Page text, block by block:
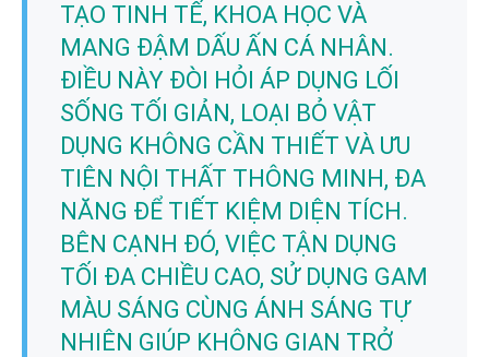
TẠO TINH TẾ, KHOA HỌC VÀ
MANG ĐẬM DẤU ẤN CÁ NHÂN.
ĐIỀU NÀY ĐÒI HỎI ÁP DỤNG LỐI
SỐNG TỐI GIẢN, LOẠI BỎ VẬT
DỤNG KHÔNG CẦN THIẾT VÀ ƯU
TIÊN NỘI THẤT THÔNG MINH, ĐA
NĂNG ĐỂ TIẾT KIỆM DIỆN TÍCH.
BÊN CẠNH ĐÓ, VIỆC TẬN DỤNG
TỐI ĐA CHIỀU CAO, SỬ DỤNG GAM
MÀU SÁNG CÙNG ÁNH SÁNG TỰ
NHIÊN GIÚP KHÔNG GIAN TRỞ